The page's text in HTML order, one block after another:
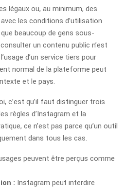
légaux ou, au minimum, des
les conditions d’utilisation
beaucoup de gens sous-
un contenu public n’est
d’un service tiers pour
normal de la plateforme peut
et le pays.
c’est qu’il faut distinguer trois
règles d’Instagram et la
ce n’est pas parce qu’un outil
dans tous les cas.
peuvent être perçus comme
: Instagram peut interdire